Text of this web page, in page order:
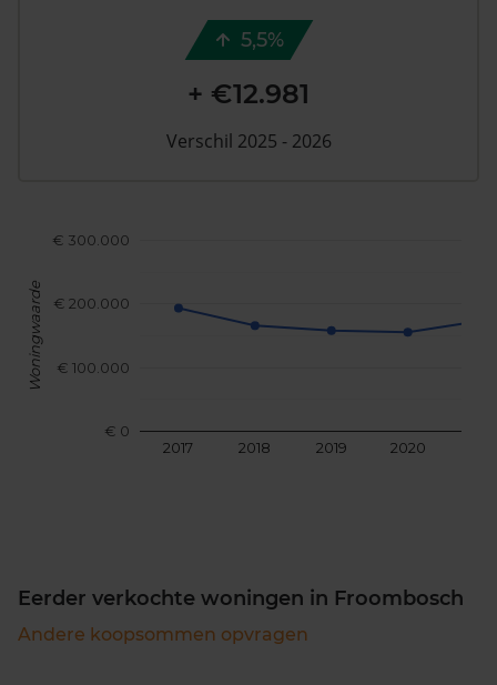
2017 2018 2019 2020
€ 0
€ 100.000
€ 200.000
€ 300.000
Woningwaarde
5,5%
+ €12.981
Verschil 2025 - 2026
Eerder verkochte woningen in Froombosch
Andere koopsommen opvragen